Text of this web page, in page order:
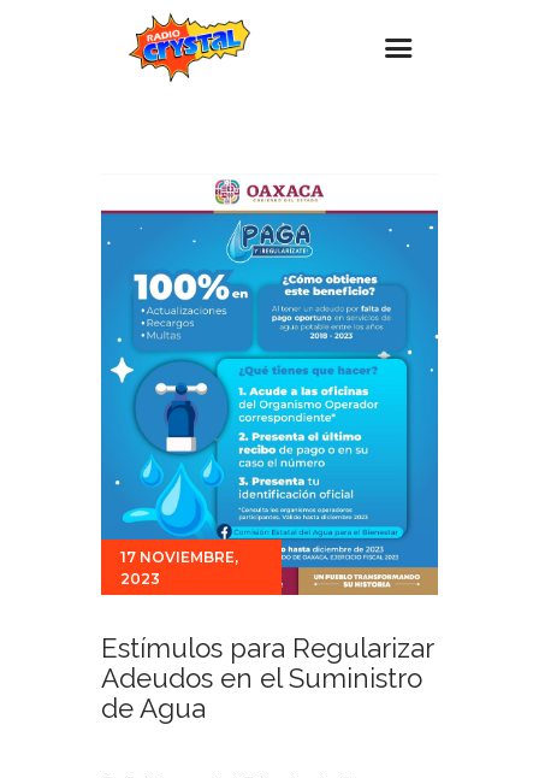
Eventos
Promociones
Noticias
Para ti
Contacto
17 NOVIEMBRE,
2023
Estímulos para Regularizar
Adeudos en el Suministro
de Agua